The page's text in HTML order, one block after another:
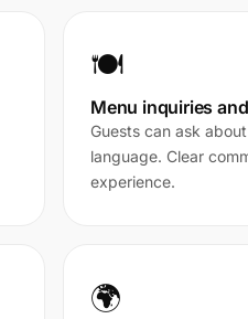
🍽️
Menu inquiries
Guests can ask
language. Clear
experience.
🌍